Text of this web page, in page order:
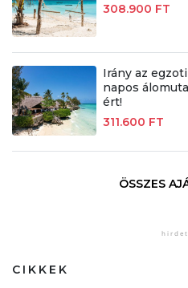
308.900 FT
Irány az
napos
ért!
311.600 FT
ÖSSZES
CIKKEK